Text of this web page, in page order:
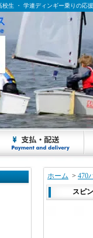
生 ・ 学連ディンギー乗りの応
ホーム > 470
スピ